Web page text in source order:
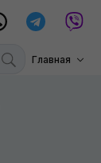
Главная